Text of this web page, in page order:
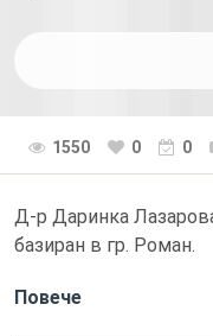
1550 0 0
Д-р Даринка
базиран в гр. Роман.
Повече